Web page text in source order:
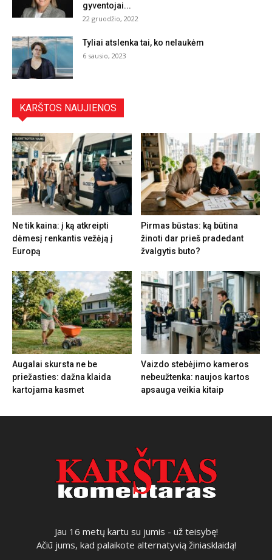
gyventojai...
22 gruodžio, 2022
Tyliai atslenka tai, ko nelaukėm
6 sausio, 2023
KARŠTOS NAUJIENOS
Ne tik kaina: į ką atkreipti
dėmesį renkantis vežėją į
Europą
Pirmas būstas: ką būtina
žinoti dar prieš pradedant
žvalgytis buto?
Augalai skursta ne be
priežasties: dažna klaida
kartojama kasmet
Vaizdo stebėjimo kameros
nebeužtenka: naujos kartos
apsauga veikia kitaip
Jau 16 metų kartu su jumis - už teisybę!
Ačiū jums, kad palaikote alternatyvią žiniasklaidą!